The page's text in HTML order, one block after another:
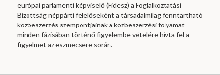
európai parlamenti képviselő (Fidesz) a Foglalkoztatási
Bizottság néppárti felelőseként a társadalmilag fenntartható
közbeszerzés szempontjainak a közbeszerzési folyamat
minden fázisában történő figyelembe vételére hívta fel a
figyelmet az eszmecsere során.